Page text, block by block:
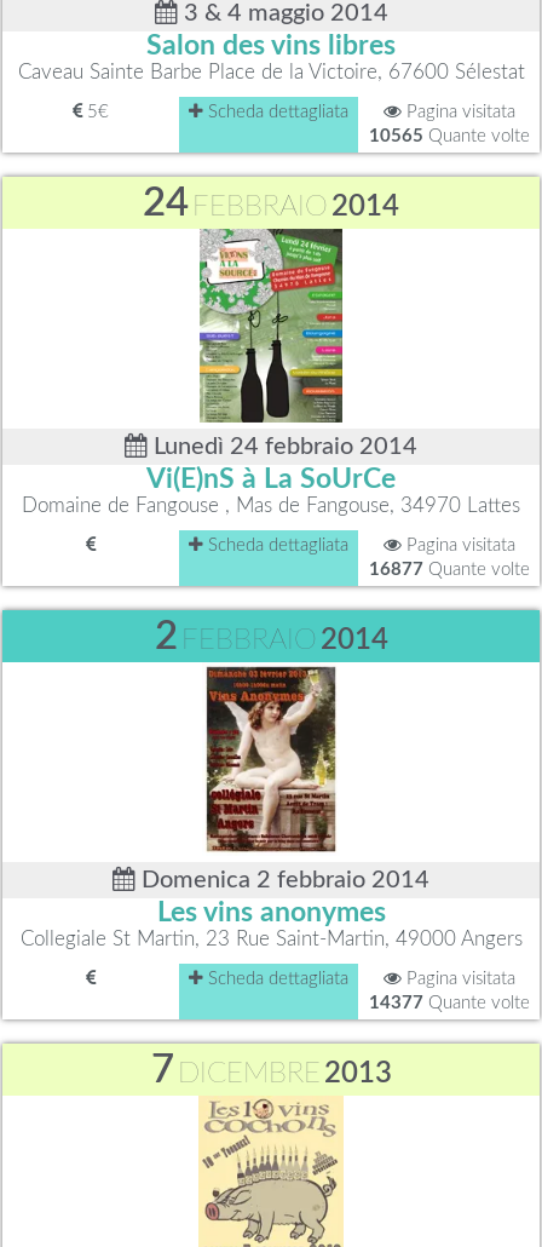
3 & 4 maggio 2014
Salon des vins libres
Caveau Sainte Barbe Place de la Victoire, 67600 Sélestat
5€ Scheda dettagliata
Pagina visitata
10565 Quante volte
24 FEBBRAIO 2014
Lunedì 24 febbraio 2014
Vi(E)nS à La SoUrCe
Domaine de Fangouse , Mas de Fangouse, 34970 Lattes
Scheda dettagliata
Pagina visitata
16877 Quante volte
2 FEBBRAIO 2014
Domenica 2 febbraio 2014
Les vins anonymes
Collegiale St Martin, 23 Rue Saint-Martin, 49000 Angers
Scheda dettagliata
Pagina visitata
14377 Quante volte
7 DICEMBRE 2013